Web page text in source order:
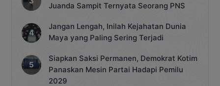
Juanda Sampit Ternyata Seorang PNS
Jangan Lengah, Inilah Kejahatan Dunia
Maya yang Paling Sering Terjadi
Siapkan Saksi Permanen, Demokrat Kotim
Panaskan Mesin Partai Hadapi Pemilu
2029